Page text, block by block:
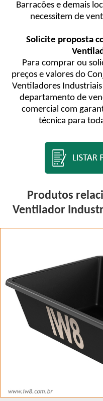
Barracões e demais
necessitem de
Solicite proposta
Para comprar ou
preços e valores do
Ventiladores
departamento de
comercial com
técnica para
Produtos
Ventilador